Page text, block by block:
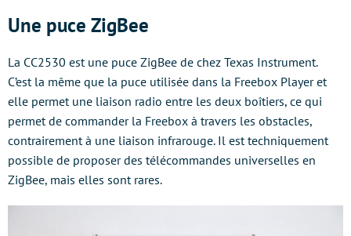
Une puce ZigBee
La CC2530 est une puce ZigBee de chez Texas Instrument.
C’est la même que la puce utilisée dans la Freebox Player et
elle permet une liaison radio entre les deux boîtiers, ce qui
permet de commander la Freebox à travers les obstacles,
contrairement à une liaison infrarouge. Il est techniquement
possible de proposer des télécommandes universelles en
ZigBee, mais elles sont rares.